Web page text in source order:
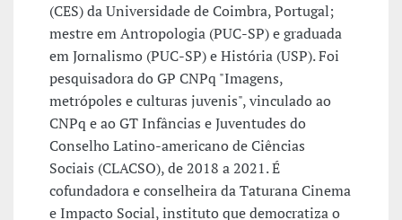
(CES) da Universidade de Coimbra, Portugal;
mestre em Antropologia (PUC-SP) e graduada
em Jornalismo (PUC-SP) e História (USP). Foi
pesquisadora do GP CNPq "Imagens,
metrópoles e culturas juvenis", vinculado ao
CNPq e ao GT Infâncias e Juventudes do
Conselho Latino-americano de Ciências
Sociais (CLACSO), de 2018 a 2021. É
cofundadora e conselheira da Taturana Cinema
e Impacto Social, instituto que democratiza o